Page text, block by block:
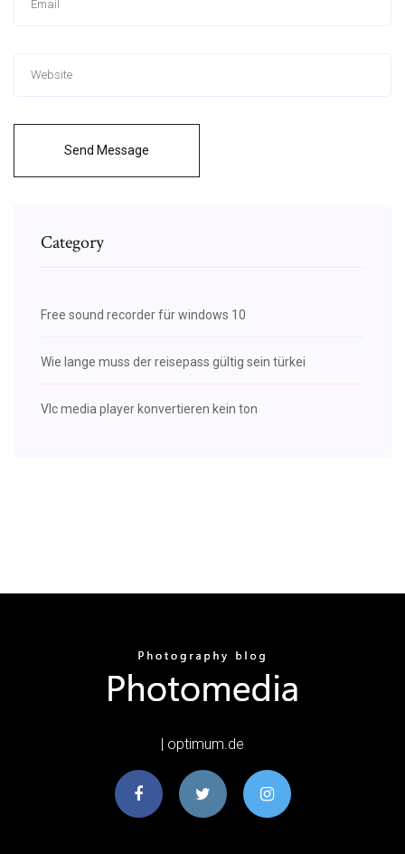
Send Message
Category
Free sound recorder für windows 10
Wie lange muss der reisepass gültig sein türkei
Vlc media player konvertieren kein ton
| optimum.de